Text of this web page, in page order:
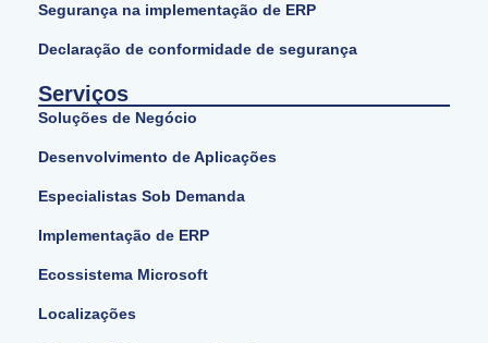
Segurança na implementação de ERP
Declaração de conformidade de segurança
Serviços
Soluções de Negócio
Desenvolvimento de Aplicações
Especialistas Sob Demanda
Implementação de ERP
Ecossistema Microsoft
Localizações